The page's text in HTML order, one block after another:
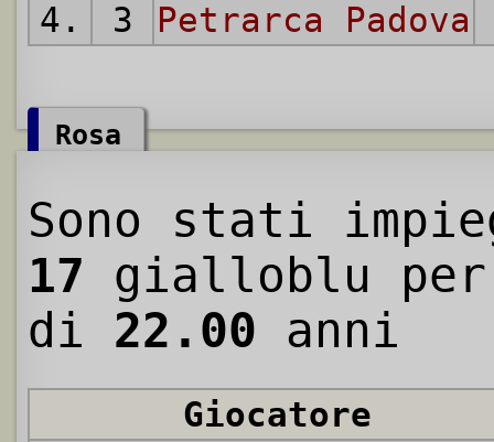
4. 3 Petrarca Padova
Rosa
Sono stati
17 gialloblu per
di 22.00 anni
Giocatore